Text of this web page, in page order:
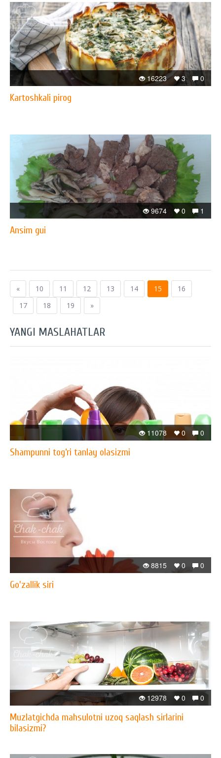
0
3
16223
Kartoshkali pirog
1
0
9674
Ansim gui
« 10 11 12 13 14 15
16
17
18 19 »
YANGI MASLAHATLAR
0
0
11078
Shampunni tog‘ri tanlay olasizmi
0
0
8815
Go'zallik siri
0
0
12978
Muzlatgichda mahsulotni uzoq saqlash sirlarini
bilasizmi?